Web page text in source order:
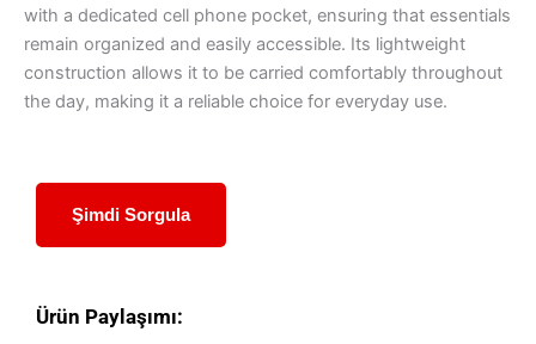
with a dedicated cell phone pocket, ensuring that essentials
remain organized and easily accessible. Its lightweight
construction allows it to be carried comfortably throughout
the day, making it a reliable choice for everyday use.
Şimdi Sorgula
Ürün Paylaşımı: